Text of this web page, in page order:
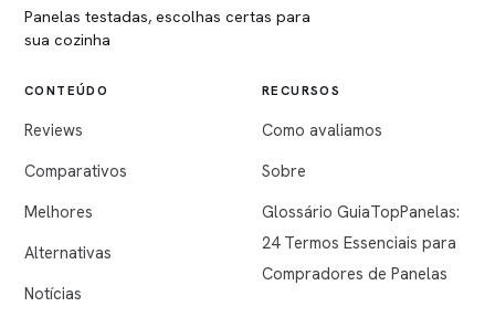
Panelas testadas, escolhas certas para
sua cozinha
CONTEÚDO
Reviews
Comparativos
Melhores
Alternativas
Notícias
RECURSOS
Como avaliamos
Sobre
Glossário GuiaTopPanelas:
24 Termos Essenciais para
Compradores de Panelas